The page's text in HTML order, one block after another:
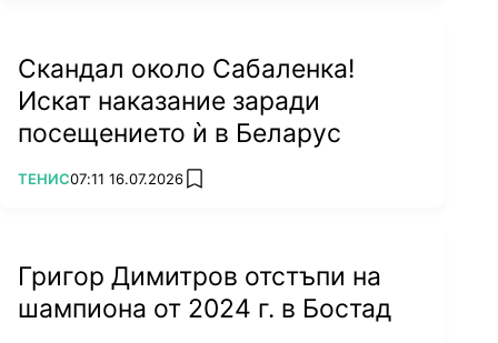
Скандал около Сабаленка!
Искат наказание заради
посещението ѝ в Беларус
ПОВЕЧЕ ОТ
ТЕНИС07:11 16.07.2026 add favorites
Григор Димитров отстъпи на
шампиона от 2024 г. в Бостад